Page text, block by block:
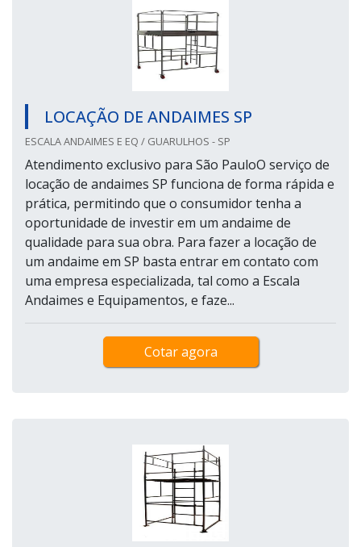
LOCAÇÃO DE ANDAIMES SP
ESCALA ANDAIMES E EQ / GUARULHOS - SP
Atendimento exclusivo para São PauloO serviço de
locação de andaimes SP funciona de forma rápida e
prática, permitindo que o consumidor tenha a
oportunidade de investir em um andaime de
qualidade para sua obra. Para fazer a locação de
um andaime em SP basta entrar em contato com
uma empresa especializada, tal como a Escala
Andaimes e Equipamentos, e faze...
Cotar agora